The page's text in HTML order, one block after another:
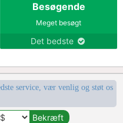
Besøgende
Meget besøgt
Det bedste
service, vær venlig og støt os